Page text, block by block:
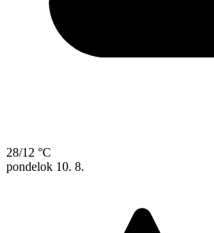
28/12 °C
pondelok 10. 8.